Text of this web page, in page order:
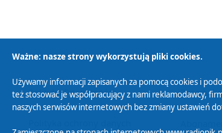
Polityka Prywatności Zasady
Ważne: nasze strony wykorzystują pliki cookies.
Używamy informacji zapisanych za pomocą cookies i
też stosować je współpracujący z nami reklamodawcy,
naszych serwisów internetowych bez zmiany ustawień